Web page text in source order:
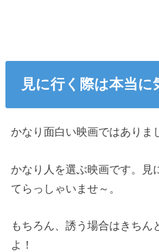
見に行く際は本当に
かなり面白い映画ではありま
かなり人を選ぶ映画です。見
てらっしゃいませ～。
もちろん、誘う場合はきちん
よ！